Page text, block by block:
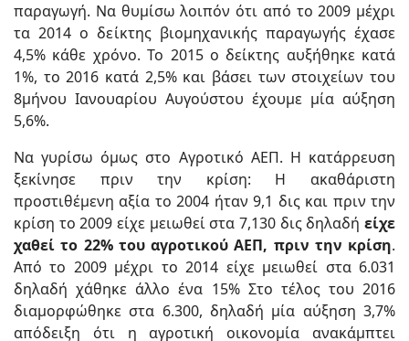
παραγωγή. Να θυμίσω λοιπόν ότι από το 2009 μέχρι
τα 2014 ο δείκτης βιομηχανικής παραγωγής έχασε
4,5% κάθε χρόνο. Το 2015 ο δείκτης αυξήθηκε κατά
1%, το 2016 κατά 2,5% και βάσει των στοιχείων του
8μήνου Ιανουαρίου Αυγούστου έχουμε μία αύξηση
5,6%.
Να γυρίσω όμως στο Αγροτικό ΑΕΠ. Η κατάρρευση
ξεκίνησε πριν την κρίση: Η ακαθάριστη
προστιθέμενη αξία το 2004 ήταν 9,1 δις και πριν την
κρίση το 2009 είχε μειωθεί στα 7,130 δις δηλαδή είχε
χαθεί το 22% του αγροτικού ΑΕΠ, πριν την κρίση.
Από το 2009 μέχρι το 2014 είχε μειωθεί στα 6.031
δηλαδή χάθηκε άλλο ένα 15% Στο τέλος του 2016
διαμορφώθηκε στα 6.300, δηλαδή μία αύξηση 3,7%
απόδειξη ότι η αγροτική οικονομία ανακάμπτει